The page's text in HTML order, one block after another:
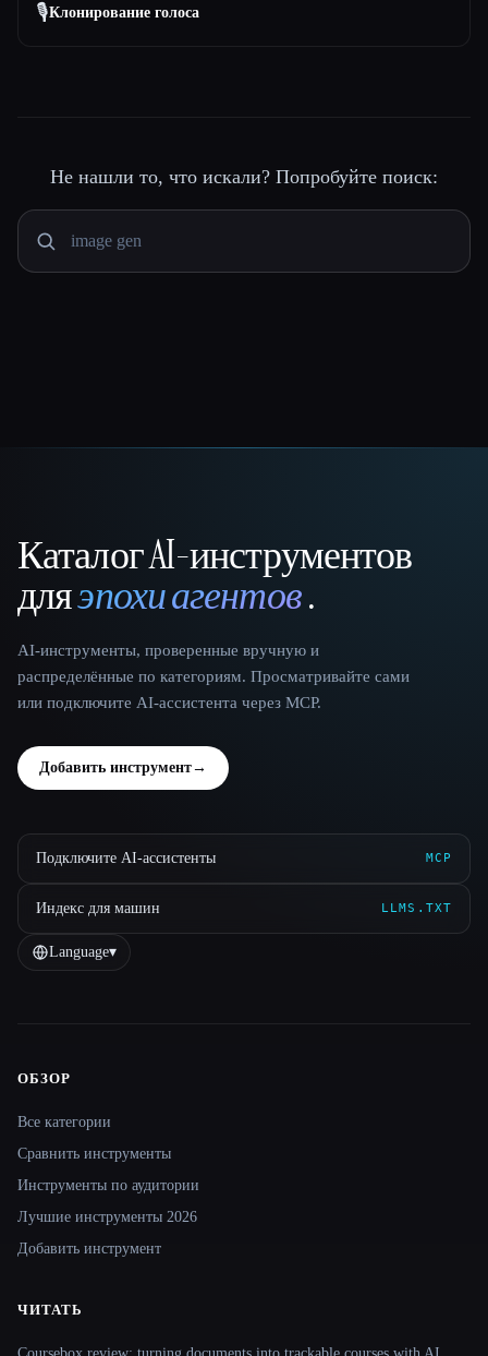
🎙️Клонирование голоса
Не нашли то, что искали? Попробуйте поиск:
That AI Collection
Каталог AI-инструментов
дляэпохи агентов.
AI-инструменты, проверенные вручную и
распределённые по категориям. Просматривайте сами
или подключите AI-ассистента через MCP.
Добавить инструмент→
Подключите AI-ассистенты MCP
Индекс для машин LLMS.TXT
Language▾
Site navigation
ОБЗОР
Все категории
Сравнить инструменты
Инструменты по аудитории
Лучшие инструменты 2026
Добавить инструмент
ЧИТАТЬ